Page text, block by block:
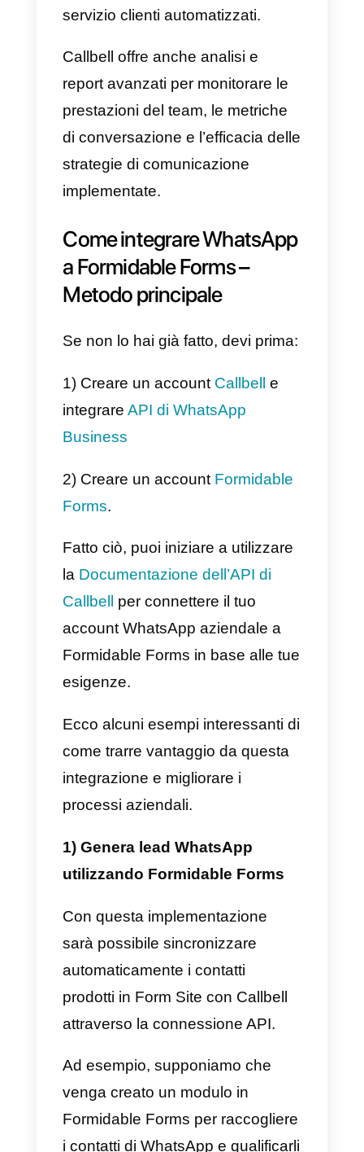
Business eTelegramper
centralizzare i canali di supporto
fornire una migliore esperienza al
cliente finale, il tutto in una
soluzione centralizzata.
In breve, Callbell offre la
canali di messaggistica
istantanea in un unico posto,
consentendo ai team di vendita e
modo più efficiente e senza
passare da un’applicazione
all’altra. Inoltre, la piattaforma
dispone di strumenti di
automazione per inviare risposte
predefinite e stabilire processi di
servizio clienti automatizzati.
Callbell offre anche analisi e
report avanzati per monitorare le
prestazioni del team, le metriche
strategie di comunicazione
Come integrare
a Formidable Forms –
Metodo principale
Se non lo hai già fatto, devi
1) Creare un accountCallbell